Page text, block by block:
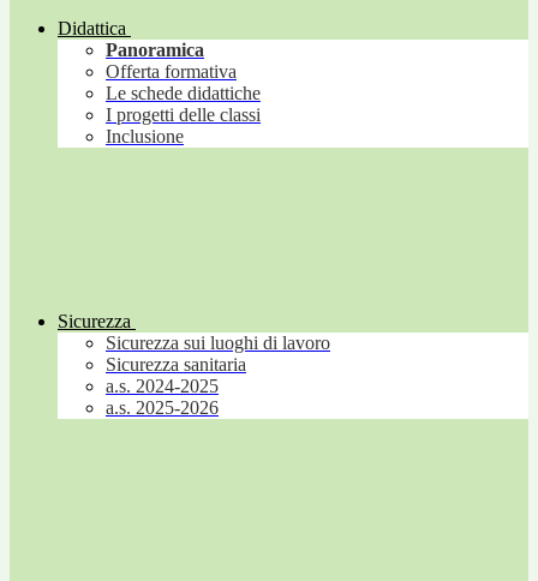
Didattica
Panoramica
Offerta formativa
Le schede didattiche
I progetti delle classi
Inclusione
Sicurezza
Sicurezza sui luoghi di lavoro
Sicurezza sanitaria
a.s. 2024-2025
a.s. 2025-2026